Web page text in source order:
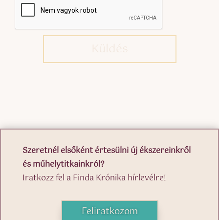
Szeretnél elsőként értesülni új ékszereinkről
és műhelytitkainkról?
Iratkozz fel a Finda Krónika hírlevélre!
Feliratkozom